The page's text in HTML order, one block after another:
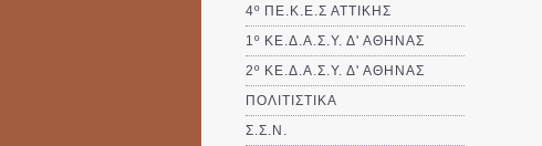
4º ΠΕ.Κ.Ε.Σ ΑΤΤΙΚΗΣ
1º ΚΕ.Δ.Α.Σ.Υ. Δ' ΑΘΗΝΑΣ
2º ΚΕ.Δ.Α.Σ.Υ. Δ' ΑΘΗΝΑΣ
ΠΟΛΙΤΙΣΤΙΚΑ
Σ.Σ.Ν.